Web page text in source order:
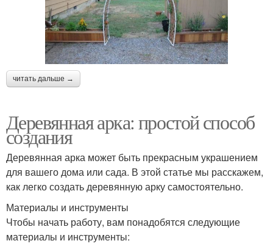
читать дальше →
Деревянная арка: простой способ
создания
Деревянная арка может быть прекрасным украшением
для вашего дома или сада. В этой статье мы расскажем,
как легко создать деревянную арку самостоятельно.
Материалы и инструменты
Чтобы начать работу, вам понадобятся следующие
материалы и инструменты: